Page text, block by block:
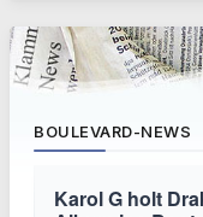
BOULEVARD-NEWS
Karol G holt